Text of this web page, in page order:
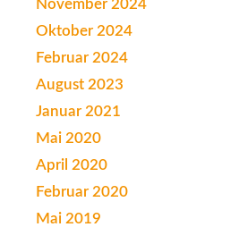
November 2024
Oktober 2024
Februar 2024
August 2023
Januar 2021
Mai 2020
April 2020
Februar 2020
Mai 2019